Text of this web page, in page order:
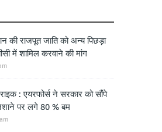
की राजपूत जाति को अन्य पिछड़ा
में शामिल करवाने की मांग
: एयरफोर्स ने सरकार को सौंपे
पर लगे 80 % बम